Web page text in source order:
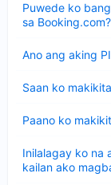
Puwede ko
sa Booking.com?
ang
sagot
Ano ang aking
ang
Saan ko
ang
Paano ko
ang
Inilalagay ko na
kailan ako
ang
sagot